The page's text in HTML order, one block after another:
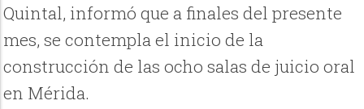
Quintal, informó que a finales del presente
mes, se contempla el inicio de la
construcción de las ocho salas de juicio oral
en Mérida.